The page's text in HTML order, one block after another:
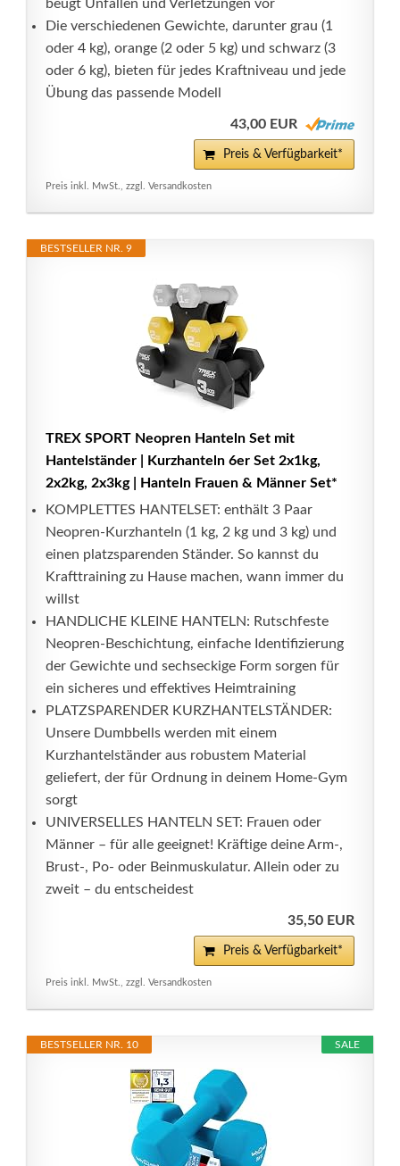
beugt Unfällen und Verletzungen vor
Die verschiedenen Gewichte, darunter grau (1
oder 4 kg), orange (2 oder 5 kg) und schwarz (3
oder 6 kg), bieten für jedes Kraftniveau und jede
Übung das passende Modell
43,00 EUR
Preis & Verfügbarkeit*
Preis inkl. MwSt., zzgl. Versandkosten
BESTSELLER NR. 9
TREX SPORT Neopren Hanteln Set mit
Hantelständer | Kurzhanteln 6er Set 2x1kg,
2x2kg, 2x3kg | Hanteln Frauen & Männer Set*
KOMPLETTES HANTELSET: enthält 3 Paar
Neopren-Kurzhanteln (1 kg, 2 kg und 3 kg) und
einen platzsparenden Ständer. So kannst du
Krafttraining zu Hause machen, wann immer du
willst
HANDLICHE KLEINE HANTELN: Rutschfeste
Neopren-Beschichtung, einfache Identifizierung
der Gewichte und sechseckige Form sorgen für
ein sicheres und effektives Heimtraining
PLATZSPARENDER KURZHANTELSTÄNDER:
Unsere Dumbbells werden mit einem
Kurzhantelständer aus robustem Material
geliefert, der für Ordnung in deinem Home-Gym
sorgt
UNIVERSELLES HANTELN SET: Frauen oder
Männer – für alle geeignet! Kräftige deine Arm-,
Brust-, Po- oder Beinmuskulatur. Allein oder zu
zweit – du entscheidest
35,50 EUR
Preis & Verfügbarkeit*
Preis inkl. MwSt., zzgl. Versandkosten
SALE
BESTSELLER NR. 10